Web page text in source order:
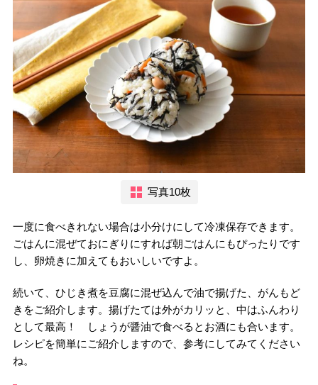
写真10枚
一度に食べきれない場合は小分けにして冷凍保存できます。
ごはんに混ぜておにぎりにすれば朝ごはんにもぴったりです
し、卵焼きに加えてもおいしいですよ。
続いて、ひじき煮を豆腐に混ぜ込んで油で揚げた、がんもど
きをご紹介します。揚げたては外がカリッと、中はふんわり
として最高！ しょうが醤油で食べるとお酒にも合います。
レシピを簡単にご紹介しますので、参考にしてみてください
ね。